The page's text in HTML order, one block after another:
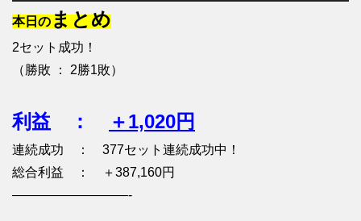
本日のまとめ
2セット成功！
（勝敗 ： 2勝1敗）
利益 ： ＋1,020円
連続成功 ： 377セット連続成功中！
総合利益 ： ＋387,160円
—————————-